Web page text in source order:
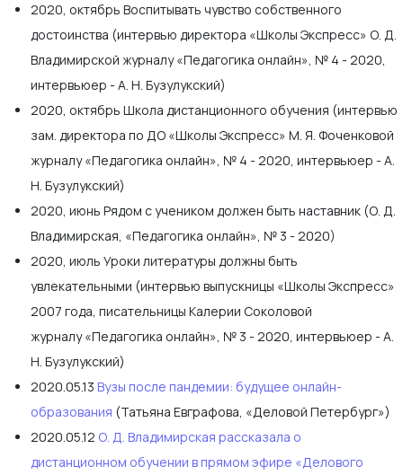
2020, октябрь Воспитывать чувство собственного
достоинства (интервью директора «Школы Экспресс» О. Д.
Владимирской журналу «Педагогика онлайн», № 4 - 2020,
интервьюер - А. Н. Бузулукский)
2020, октябрь Школа дистанционного обучения (интервью
зам. директора по ДО «Школы Экспресс» М. Я. Фоченковой
журналу «Педагогика онлайн», № 4 - 2020, интервьюер - А.
Н. Бузулукский)
2020, июнь Рядом с учеником должен быть наставник (О. Д.
Владимирская, «Педагогика онлайн», № 3 - 2020)
2020, июль Уроки литературы должны быть
увлекательными (интервью выпускницы «Школы Экспресс»
2007 года, писательницы Калерии Соколовой
журналу «Педагогика онлайн», № 3 - 2020, интервьюер - А.
Н. Бузулукский)
2020.05.13 Вузы после пандемии: будущее онлайн-
образования (Татьяна Евграфова, «Деловой Петербург»)
2020.05.12 О. Д. Владимирская рассказала о
дистанционном обучении в прямом эфире «Делового